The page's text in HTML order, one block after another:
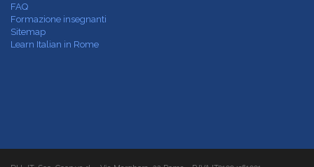
FAQ
Formazione insegnanti
Sitemap
Learn Italian in Rome